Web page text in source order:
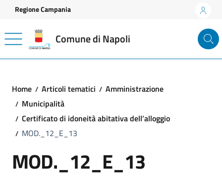
Vai ai contenuti
Vai al footer
Regione Campania
Comune di Napoli
Home Articoli tematici
Amministrazione
Municipalità
Certificato di idoneità abitativa dell’alloggio
MOD._12_E_13
MOD._12_E_13